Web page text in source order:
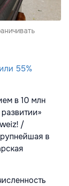
55%
в 10 млн
/
в